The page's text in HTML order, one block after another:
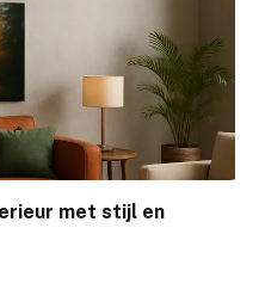
met stijl en